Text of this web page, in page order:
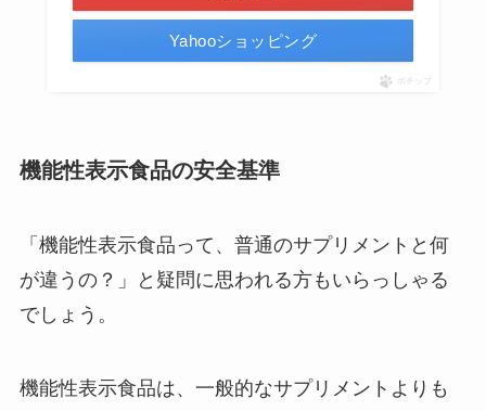
Yahooショッピング
ポチップ
機能性表示食品の安全基準
「機能性表示食品って、普通のサプリメントと何
が違うの？」と疑問に思われる方もいらっしゃる
でしょう。
機能性表示食品は、一般的なサプリメントよりも